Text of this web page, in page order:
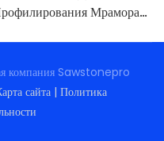
Мрамора
компания Sawstonepro
сайта | Политика